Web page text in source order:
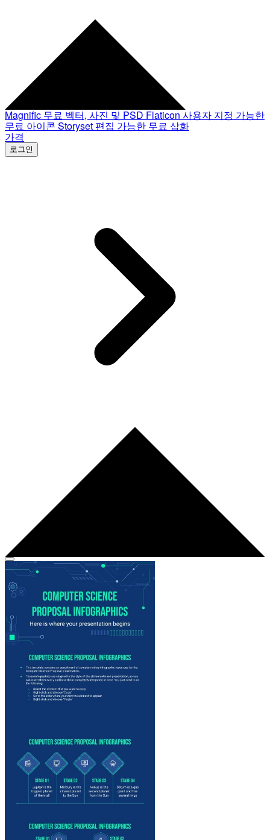
Magnific 무료 벡터, 사진 및 PSD Flaticon 사용자 지정 가능한
무료 아이콘 Storyset 편집 가능한 무료 삽화
가격
로그인